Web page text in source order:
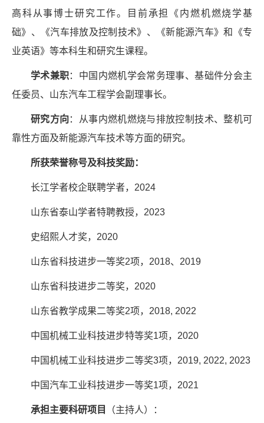
高科从事博士研究工作。目前承担《内燃机燃烧学基
础》、《汽车排放及控制技术》、《新能源汽车》和《专
业英语》等本科生和研究生课程。
学术兼职：中国内燃机学会常务理事、基础件分会主
任委员、山东汽车工程学会副理事长。
研究方向 ：从事内燃机燃烧与排放控制技术、整机可
靠性方面及新能源汽车技术等方面的研究。
所获荣誉称号及科技奖励：
长江学者校企联聘学者， 2024
山东省泰山学者特聘教授， 2023
史绍熙人才奖， 2020
山东省科技进步一等奖2项， 2018、 2019
山东省科技进步二等奖， 2020
山东省教学成果二等奖2项， 2018, 2022
中国机械工业科技进步特等奖1项， 2020
中国机械工业科技进步二等奖3项， 2019, 2022, 2023
中国汽车工业科技进步一等奖1项， 2021
承担主要科研项目 （主持人）：